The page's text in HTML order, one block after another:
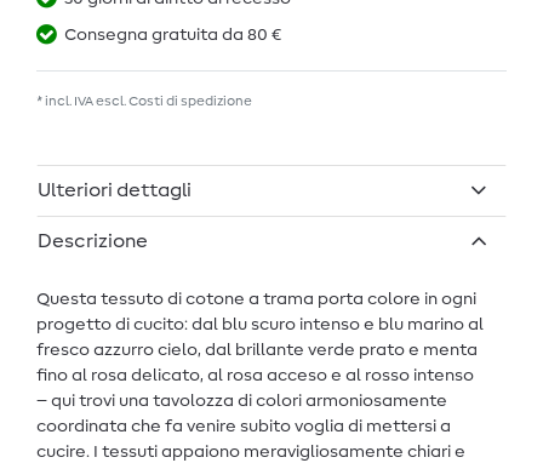
Consegna gratuita da 80 €
* incl. IVA escl. Costi di spedizione
Ulteriori dettagli
Descrizione
Questa tessuto di cotone a trama porta colore in ogni
progetto di cucito: dal blu scuro intenso e blu marino al
fresco azzurro cielo, dal brillante verde prato e menta
fino al rosa delicato, al rosa acceso e al rosso intenso
– qui trovi una tavolozza di colori armoniosamente
coordinata che fa venire subito voglia di mettersi a
cucire. I tessuti appaiono meravigliosamente chiari e